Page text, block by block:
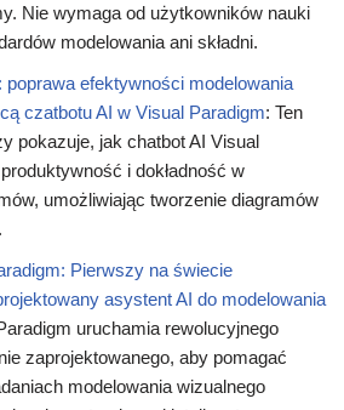
Nie wymaga od użytkowników nauki
modelowania ani składni.
poprawa efektywności modelowania
czatbotu AI w Visual Paradigm: Ten
pokazuje, jak chatbot AI Visual
i dokładność w
umożliwiając tworzenie diagramów
Pierwszy na świecie
asystent AI do modelowania
uruchamia rewolucyjnego
zaprojektowanego, aby pomagać
modelowania wizualnego